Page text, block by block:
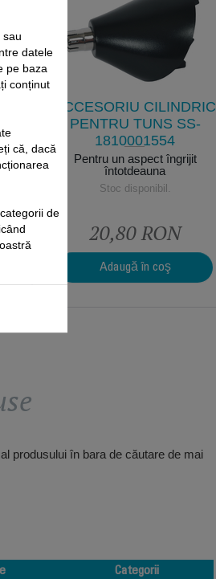
ACCESORIU CILINDRIC
PENTRU TUNS SS-
1810001554
Pentru un aspect îngrijit
întotdeauna
Stoc disponibil.
20,80 RON
Adaugă în coş
produsului în bara de căutare de mai
Categorii
sau
datele
pe baza
conținut
că, dacă
de